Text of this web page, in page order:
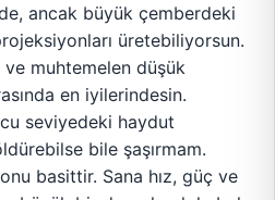
ancak büyük çemberdeki
üretebiliyorsun.
muhtemelen düşük
en iyilerindesin.
seviyedeki haydut
bile şaşırmam.
basittir. Sana hız, güç ve